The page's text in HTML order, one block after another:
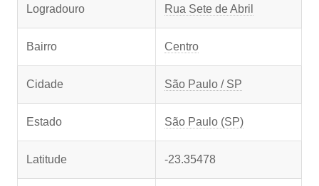
Logradouro Rua Sete de Abril
Bairro Centro
Cidade São Paulo / SP
Estado São Paulo (SP)
Latitude -23.35478